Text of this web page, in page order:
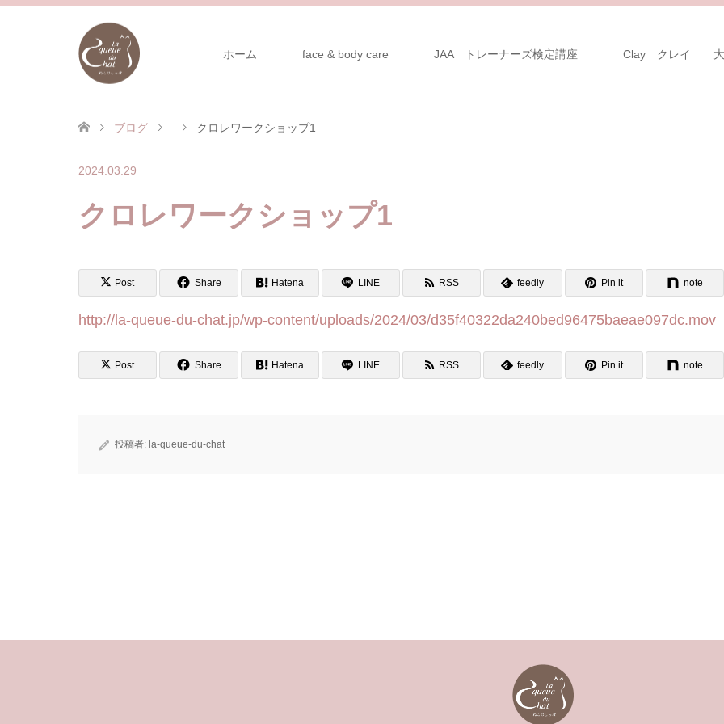
ホーム face & body care JAA トレーナーズ検定講座 Clay クレイ 大
ブログ クロレワークショップ1
2024.03.29
クロレワークショップ1
Post Share Hatena LINE RSS feedly Pin it note
http://la-queue-du-chat.jp/wp-content/uploads/2024/03/d35f40322da240bed96475baeae097dc.mov
Post Share Hatena LINE RSS feedly Pin it note
投稿者: la-queue-du-chat